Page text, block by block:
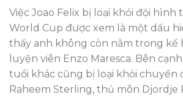
Việc Joao Felix bị loại khỏi đội hình
World Cup được xem là một dấu
thấy anh không còn nằm trong kế
luyện viên Enzo Maresca. Bên
tuổi khác cũng bị loại khỏi chuyến
Raheem Sterling, thủ môn Djordje